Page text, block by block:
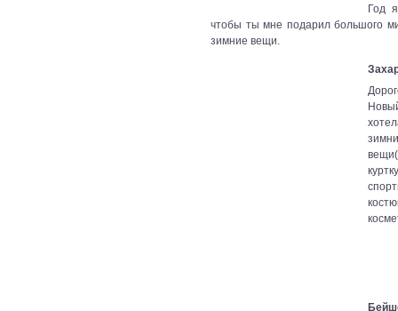
Год
чтобы ты мне подарил большого
зимние вещи.